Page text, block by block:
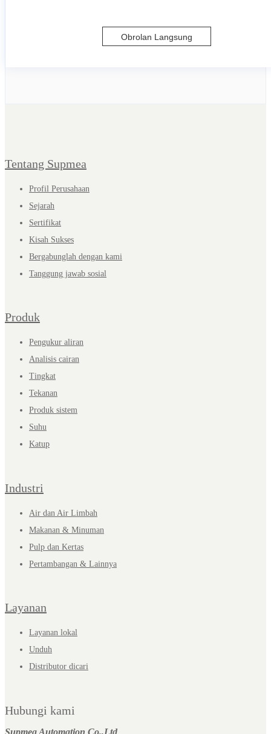
Obrolan Langsung
Tentang Supmea
Profil Perusahaan
Sejarah
Sertifikat
Kisah Sukses
Bergabunglah dengan kami
Tanggung jawab sosial
Produk
Pengukur aliran
Analisis cairan
Tingkat
Tekanan
Produk sistem
Suhu
Katup
Industri
Air dan Air Limbah
Makanan & Minuman
Pulp dan Kertas
Pertambangan & Lainnya
Layanan
Layanan lokal
Unduh
Distributor dicari
Hubungi kami
Supmea Automation Co.,Ltd